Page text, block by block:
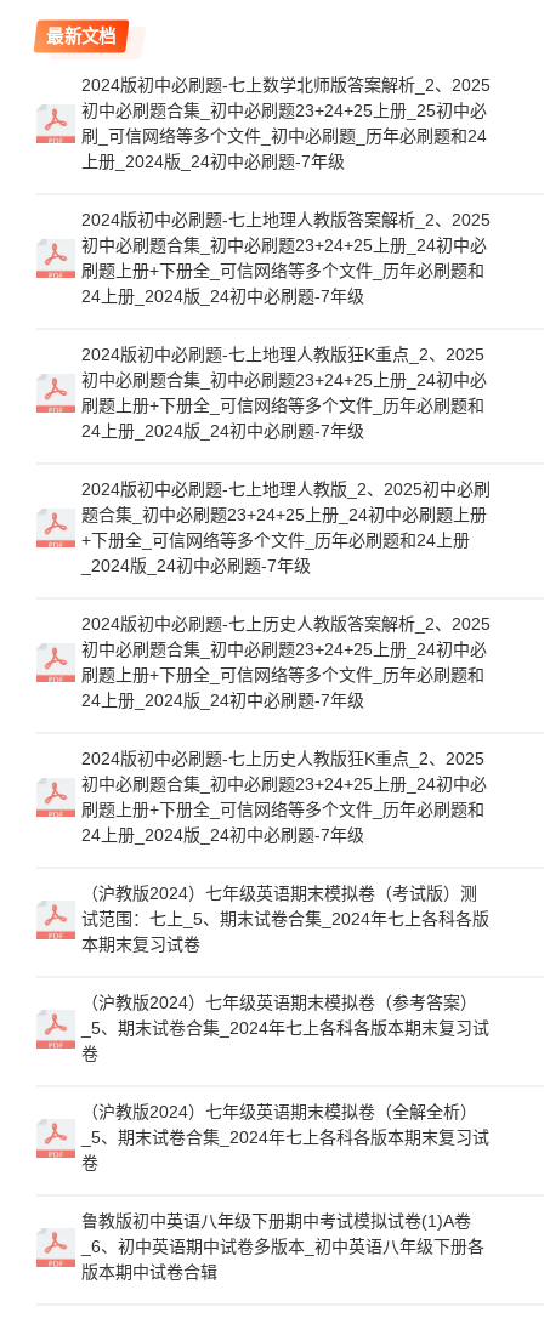
最新文档
2024版初中必刷题-七上数学北师版答案解析_2、2025
初中必刷题合集_初中必刷题23+24+25上册_25初中必
刷_可信网络等多个文件_初中必刷题_历年必刷题和24
上册_2024版_24初中必刷题-7年级
2024版初中必刷题-七上地理人教版答案解析_2、2025
初中必刷题合集_初中必刷题23+24+25上册_24初中必
刷题上册+下册全_可信网络等多个文件_历年必刷题和
24上册_2024版_24初中必刷题-7年级
2024版初中必刷题-七上地理人教版狂K重点_2、2025
初中必刷题合集_初中必刷题23+24+25上册_24初中必
刷题上册+下册全_可信网络等多个文件_历年必刷题和
24上册_2024版_24初中必刷题-7年级
2024版初中必刷题-七上地理人教版_2、2025初中必刷
题合集_初中必刷题23+24+25上册_24初中必刷题上册
+下册全_可信网络等多个文件_历年必刷题和24上册
_2024版_24初中必刷题-7年级
2024版初中必刷题-七上历史人教版答案解析_2、2025
初中必刷题合集_初中必刷题23+24+25上册_24初中必
刷题上册+下册全_可信网络等多个文件_历年必刷题和
24上册_2024版_24初中必刷题-7年级
2024版初中必刷题-七上历史人教版狂K重点_2、2025
初中必刷题合集_初中必刷题23+24+25上册_24初中必
刷题上册+下册全_可信网络等多个文件_历年必刷题和
24上册_2024版_24初中必刷题-7年级
（沪教版2024）七年级英语期末模拟卷（考试版）测
试范围：七上_5、期末试卷合集_2024年七上各科各版
本期末复习试卷
（沪教版2024）七年级英语期末模拟卷（参考答案）
_5、期末试卷合集_2024年七上各科各版本期末复习试
卷
（沪教版2024）七年级英语期末模拟卷（全解全析）
_5、期末试卷合集_2024年七上各科各版本期末复习试
卷
鲁教版初中英语八年级下册期中考试模拟试卷(1)A卷
_6、初中英语期中试卷多版本_初中英语八年级下册各
版本期中试卷合辑